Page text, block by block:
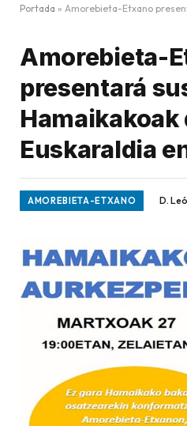
Portada » Amorebieta-Etxano presentará
Amorebieta-
presentará
Hamaikakoak
Euskaraldia
AMOREBIETA-ETXANO D.